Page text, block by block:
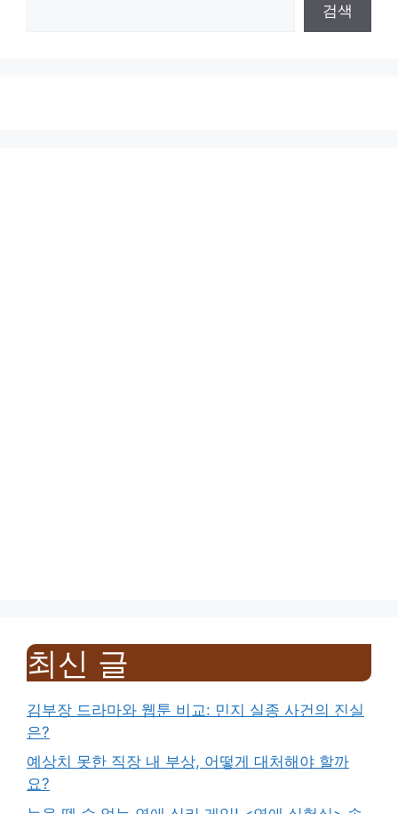
검색
최신 글
김부장 드라마와 웹툰 비교: 민지 실종 사건의 진실
은?
예상치 못한 직장 내 부상, 어떻게 대처해야 할까
요?